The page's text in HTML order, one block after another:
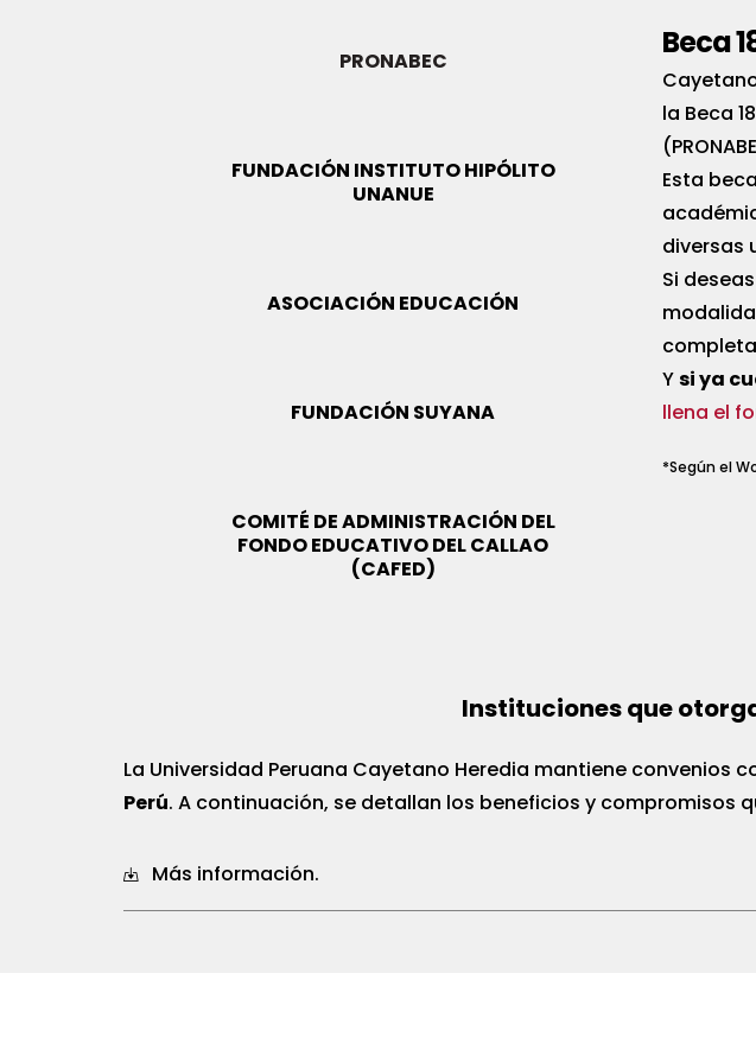
PRONABEC
FUNDACIÓN INSTITUTO HIPÓLITO
UNANUE
ASOCIACIÓN EDUCACIÓN
FUNDACIÓN SUYANA
COMITÉ DE ADMINISTRACIÓN DEL
FONDO EDUCATIVO DEL CALLAO
(CAFED)
Beca
la Beca
Esta
diversas
Si
Ysi ya
llena el
*Según el
Instituciones que
La Universidad Peruana Cayetano Heredia mantiene convenios
Perú. A continuación, se detallan los beneficios y compromisos
Más información.